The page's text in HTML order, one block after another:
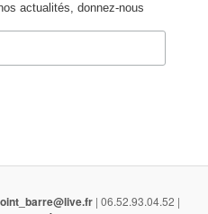
actualités, donnez-nous
| 06.52.93.04.52 |